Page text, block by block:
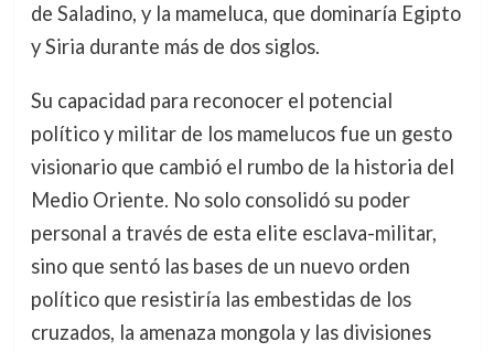
de Saladino, y la mameluca, que dominaría Egipto
y Siria durante más de dos siglos.
Su capacidad para reconocer el potencial
político y militar de los mamelucos fue un gesto
visionario que cambió el rumbo de la historia del
Medio Oriente. No solo consolidó su poder
personal a través de esta elite esclava-militar,
sino que sentó las bases de un nuevo orden
político que resistiría las embestidas de los
cruzados, la amenaza mongola y las divisiones